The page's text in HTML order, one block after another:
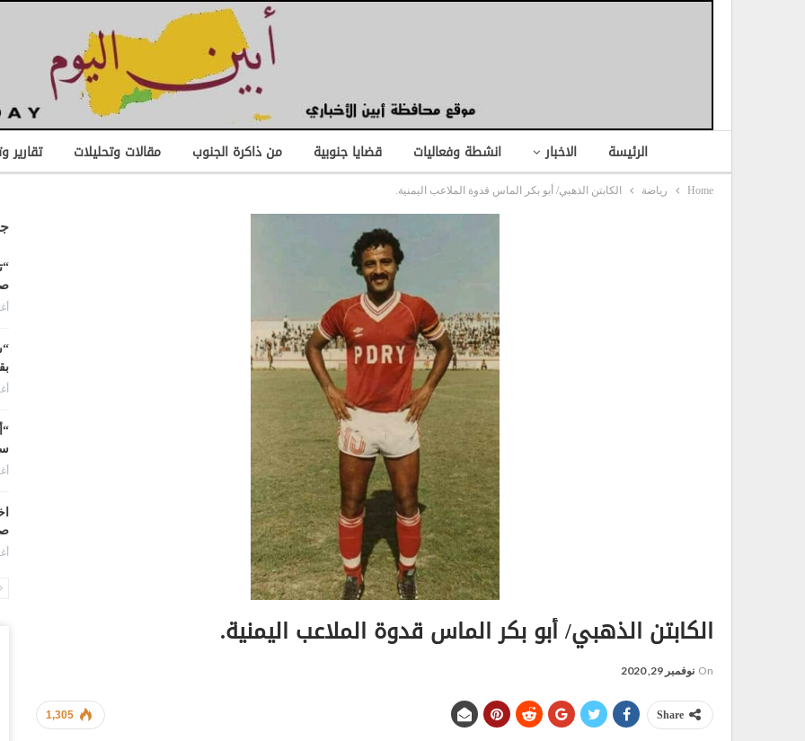
الرئيسة الاخبار انشطة وفعاليات قضايا جنوبية من ذاكرة الجنوب مقالات وتحليلات تقارير
Home رياضة الكابتن الذهبي/ أبو بكر الماس قدوة الملاعب اليمنية.
الكابتن الذهبي/ أبو بكر الماس قدوة الملاعب اليمنية.
On نوفمبر 29, 2020
1,305 Share
صنعاء 2026..